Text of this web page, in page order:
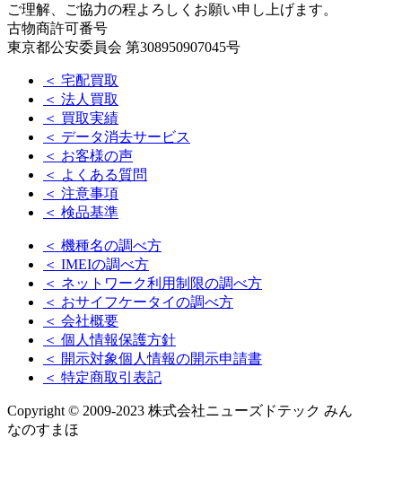
ご理解、ご協力の程よろしくお願い申し上げます。
古物商許可番号
東京都公安委員会 第308950907045号
＜ 宅配買取
＜ 法人買取
＜ 買取実績
＜ データ消去サービス
＜ お客様の声
＜ よくある質問
＜ 注意事項
＜ 検品基準
＜ 機種名の調べ方
＜ IMEIの調べ方
＜ ネットワーク利用制限の調べ方
＜ おサイフケータイの調べ方
＜ 会社概要
＜ 個人情報保護方針
＜ 開示対象個人情報の開示申請書
＜ 特定商取引表記
Copyright © 2009-2023 株式会社ニューズドテック みん
なのすまほ